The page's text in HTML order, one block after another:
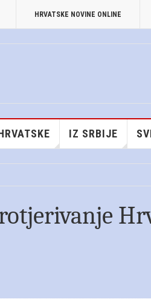
HRVATSKE NOVINE ONLINE
IZ SRBIJE